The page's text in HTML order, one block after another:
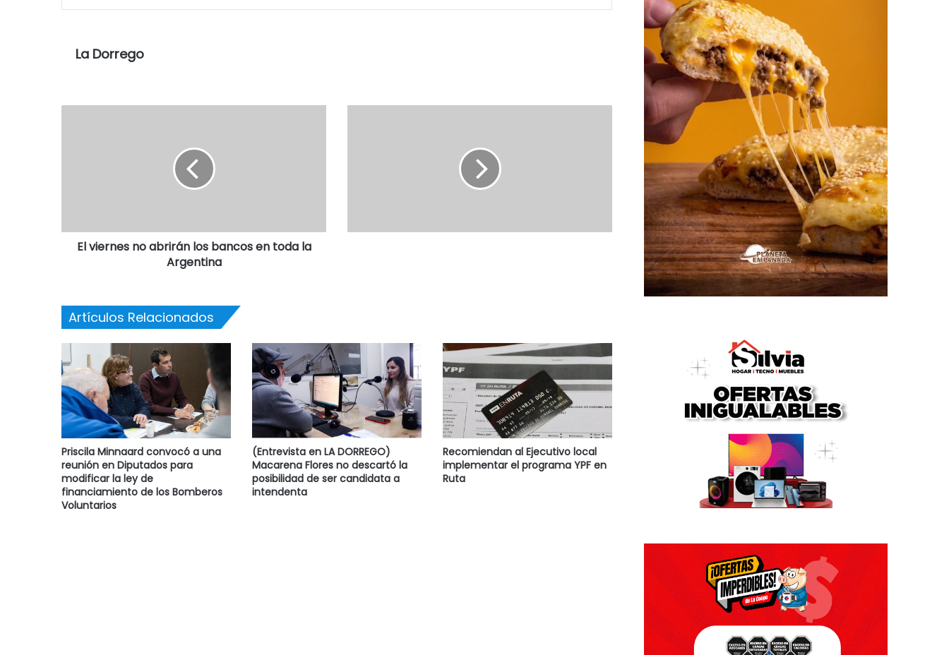
La Dorrego
El viernes no abrirán los bancos en toda la
Argentina
Artículos Relacionados
Priscila Minnaard convocó a una
reunión en Diputados para
modificar la ley de
financiamiento de los Bomberos
Voluntarios
(Entrevista en LA DORREGO)
Macarena Flores no descartó la
posibilidad de ser candidata a
intendenta
Recomiendan al Ejecutivo local
implementar el programa YPF en
Ruta